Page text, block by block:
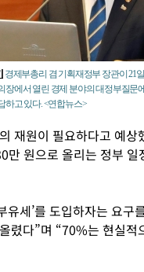
경제부총리 겸 기획재정부 장관이 21
장에서 열린 경제 분야의 대정부질문
하고 있다. <연합뉴스>
재원이 필요하다고 예상
원으로 올리는 정부 일
세’를 도입하자는 요구
렸다”며 “70%는 현실적